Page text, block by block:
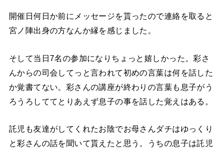
開催日何日か前にメッセージを貰ったので連絡を取ると
宮ノ陣出身の方なんか縁を感じました。
そして当日7名の参加になりちょっと嬉しかった。彩さ
んからの司会してっと言われて初めの言葉は何を話した
か覚書てない。彩さんの講座が終わりの言葉も息子がう
ろうろしててとりあえず息子の事を話した覚えはある。
託児も友達がしてくれたお陰でお母さんダチはゆっくり
と彩さんの話を聞いて貰えたと思う。うちの息子は託児